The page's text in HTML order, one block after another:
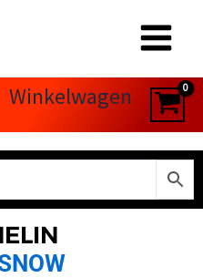
Winkelwagen